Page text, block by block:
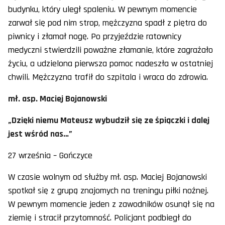
budynku, który uległ spaleniu. W pewnym momencie
zarwał się pod nim strop, mężczyzna spadł z piętra do
piwnicy i złamał nogę. Po przyjeździe ratownicy
medyczni stwierdzili poważne złamanie, które zagrażało
życiu, a udzielona pierwsza pomoc nadeszła w ostatniej
chwili. Mężczyzna trafił do szpitala i wraca do zdrowia.
mł. asp. Maciej Bojanowski
„Dzięki niemu Mateusz wybudził się ze śpiączki i dalej
jest wśród nas…”
27 września – Gończyce
W czasie wolnym od służby mł. asp. Maciej Bojanowski
spotkał się z grupą znajomych na treningu piłki nożnej.
W pewnym momencie jeden z zawodników osunął się na
ziemię i stracił przytomność. Policjant podbiegł do